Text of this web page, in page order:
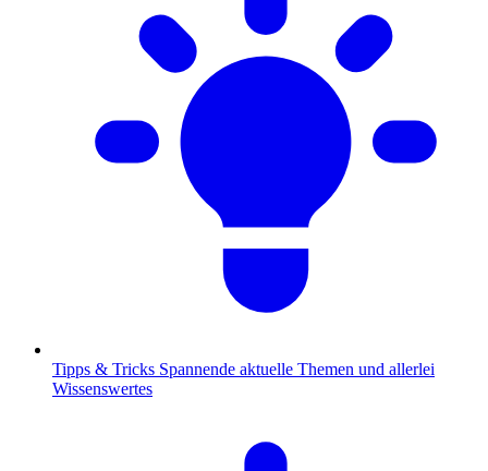
Tipps & Tricks Spannende aktuelle Themen und allerlei
Wissenswertes